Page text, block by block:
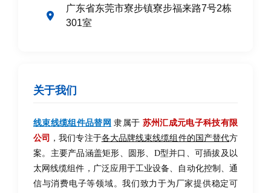
广东省东莞市寮步镇寮步福来路7号2栋
301室
关于我们
线束线缆组件品替网 隶属于 苏州汇成元电子科技有限
公司
，我们专注于各大品牌线束线缆组件的国产替代方
案。主要产品涵盖矩形、圆形、D型并口、可插拔及以
太网线缆组件，广泛应用于工业设备、自动化控制、通
信与消费电子等领域。我们致力于为厂家提供稳定可